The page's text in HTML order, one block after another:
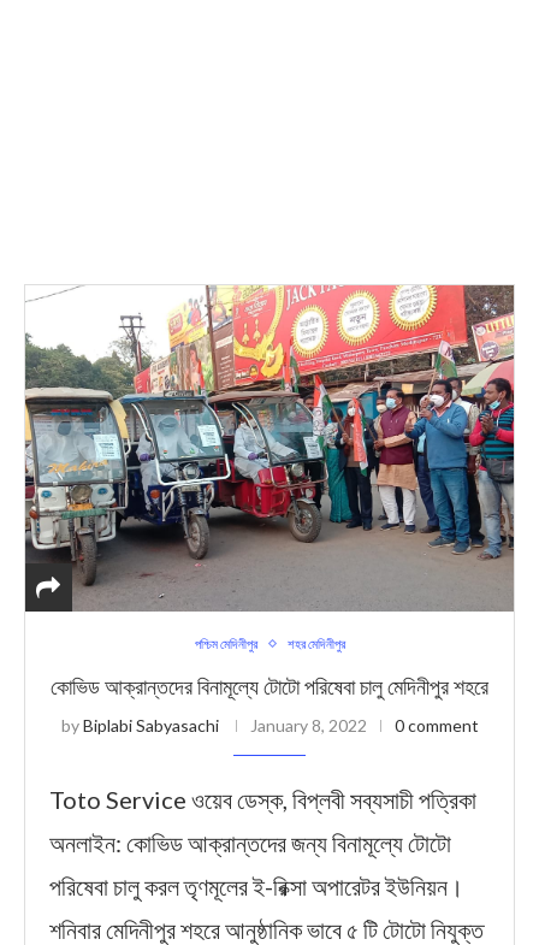
পশ্চিম মেদিনীপুর শহর মেদিনীপুর
কোভিড আক্রান্তদের বিনামূল্যে টোটো পরিষেবা চালু মেদিনীপুর শহরে
byBiplabi Sabyasachi January 8, 2022 0 comment
Toto Service ওয়েব ডেস্ক, বিপ্লবী সব্যসাচী পত্রিকা
অনলাইন: কোভিড আক্রান্তদের জন্য বিনামূল্যে টোটো
পরিষেবা চালু করল তৃণমূলের ই-রিক্সা অপারেটর ইউনিয়ন।
শনিবার মেদিনীপুর শহরে আনুষ্ঠানিক ভাবে ৫ টি টোটো নিযুক্ত